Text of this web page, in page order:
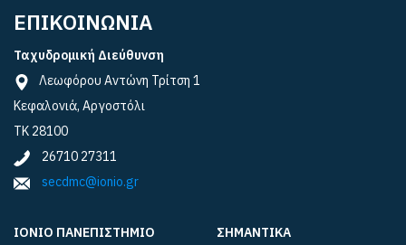
ΕΠΙΚΟΙΝΩΝΙΑ
Ταχυδρομική Διεύθυνση
Λεωφόρου Αντώνη Τρίτση 1
Κεφαλονιά, Αργοστόλι
ΤΚ 28100
26710 27311
secdmc@ionio.gr
ΙΟΝΙΟ ΠΑΝΕΠΙΣΤΗΜΙΟ
ΣΗΜΑΝΤΙΚΑ